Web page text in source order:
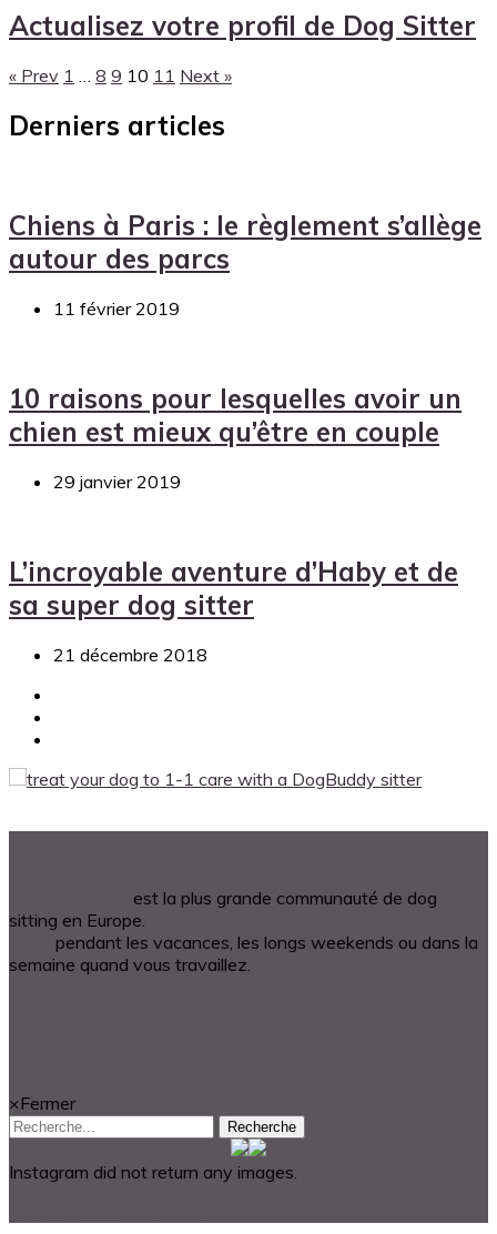
Actualisez votre profil de Dog Sitter
« Prev 1 8 9 10 11 Next »
Derniers articles
Chiens à Paris : le règlement s’allège
autour des parcs
11 février 2019
10 raisons pour lesquelles avoir un
chien est mieux qu’être en couple
29 janvier 2019
L’incroyable aventure d’Haby et de
sa super dog sitter
21 décembre 2018
est la plus grande communauté de dog
sitting en Europe.
pendant les vacances, les longs weekends ou dans la
semaine quand vous travaillez.
×Fermer
Recherche
Instagram did not return any images.